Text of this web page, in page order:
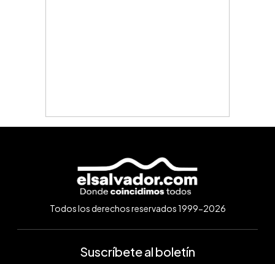
Todos los derechos reservados 1999-2026
Suscríbete al boletín